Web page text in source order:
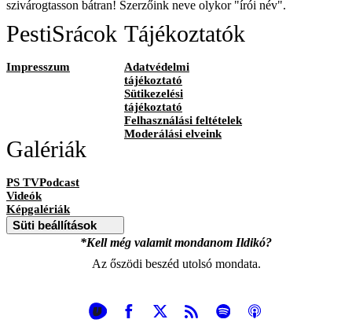
szivárogtasson bátran! Szerzőink neve olykor "írói név".
PestiSrácok
Impresszum
Tájékoztatók
Adatvédelmi
tájékoztató
Sütikezelési
tájékoztató
Felhasználási feltételek
Moderálási elveink
Galériák
PS TVPodcast
Videók
Képgalériák
Süti beállítások
*Kell még valamit mondanom Ildikó?
Az őszödi beszéd utolsó mondata.